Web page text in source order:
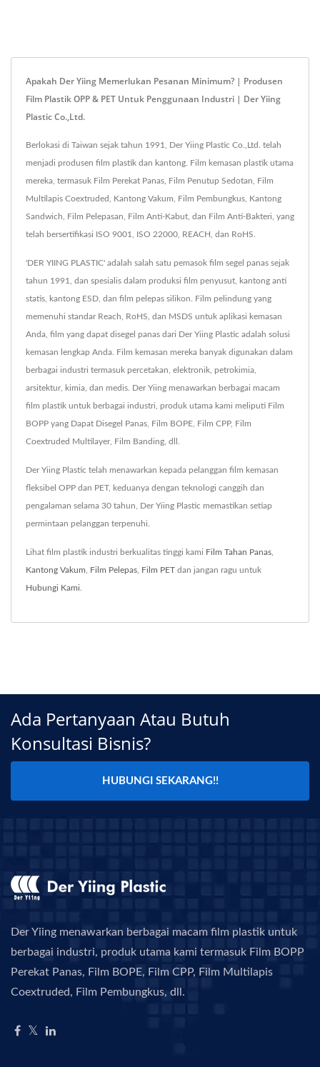
Apakah Der Yiing Memerlukan Pesanan Minimum? | Produsen
Film Plastik OPP & PET Untuk Penggunaan Industri | Der Yiing
Plastic Co.,Ltd.
Berlokasi di Taiwan sejak tahun 1991, Der Yiing Plastic Co.,Ltd. telah
menjadi produsen film plastik dan kantong. Film kemasan plastik utama
mereka, termasuk Film Perekat Panas, Film Penutup Sedotan, Film
Multilapis Coextruded, Kantong Vakum, Film Pembungkus, Kantong
Sandwich, Film Pelepasan, Film Anti-Kabut, dan Film Anti-Bakteri, yang
telah bersertifikasi ISO 9001, ISO 22000, REACH, dan RoHS.
'DER YIING PLASTIC' adalah salah satu pemasok film segel panas sejak
tahun 1991, dan spesialis dalam produksi film penyusut, kantong anti
statis, kantong ESD, dan film pelepas silikon. Film pelindung yang
memenuhi standar Reach, RoHS, dan MSDS untuk aplikasi kemasan
Anda, film yang dapat disegel panas dari Der Yiing Plastic adalah solusi
kemasan lengkap Anda. Film kemasan mereka banyak digunakan dalam
berbagai industri termasuk percetakan, elektronik, petrokimia,
arsitektur, kimia, dan medis. Der Yiing menawarkan berbagai macam
film plastik untuk berbagai industri, produk utama kami meliputi Film
BOPP yang Dapat Disegel Panas, Film BOPE, Film CPP, Film
Coextruded Multilayer, Film Banding, dll.
Der Yiing Plastic telah menawarkan kepada pelanggan film kemasan
fleksibel OPP dan PET, keduanya dengan teknologi canggih dan
pengalaman selama 30 tahun, Der Yiing Plastic memastikan setiap
permintaan pelanggan terpenuhi.
Lihat film plastik industri berkualitas tinggi kami Film Tahan Panas
Kantong Vakum Film Pelepas Film PET dan jangan ragu untuk
Hubungi Kami
Ada Pertanyaan Atau Butuh
Konsultasi Bisnis?
HUBUNGI SEKARANG!!
Der Yiing menawarkan berbagai macam film plastik untuk
berbagai industri, produk utama kami termasuk Film BOPP
Perekat Panas, Film BOPE, Film CPP, Film Multilapis
Coextruded, Film Pembungkus, dll.